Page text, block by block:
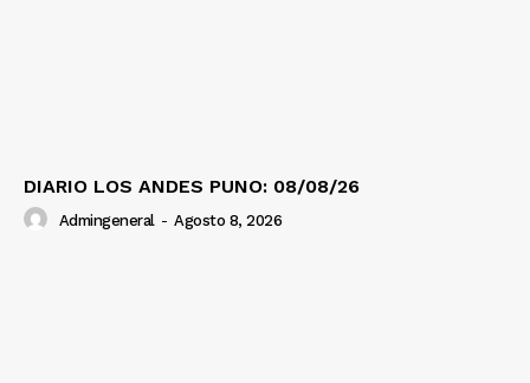
DIARIO LOS ANDES PUNO: 08/08/26
Admingeneral - Agosto 8, 2026